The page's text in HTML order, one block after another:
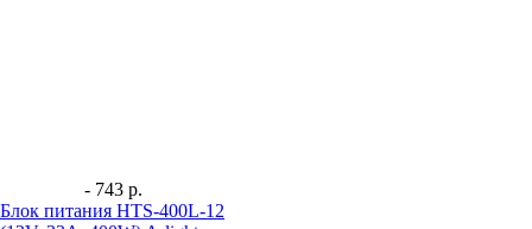
- 743 р.
Блок питания HTS-400L-12